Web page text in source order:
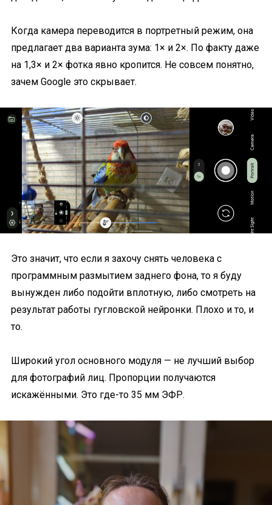
Когда камера переводится в портретный режим, она
предлагает два варианта зума: 1× и 2×. По факту даже
на 1,3× и 2× фотка явно кропится. Не совсем понятно,
зачем Google это скрывает.
Это значит, что если я захочу снять человека с
программным размытием заднего фона, то я буду
вынужден либо подойти вплотную, либо смотреть на
результат работы гугловской нейронки. Плохо и то, и
то.
Широкий угол основного модуля — не лучший выбор
для фотографий лиц. Пропорции получаются
искажёнными. Это где-то 35 мм ЭФР.